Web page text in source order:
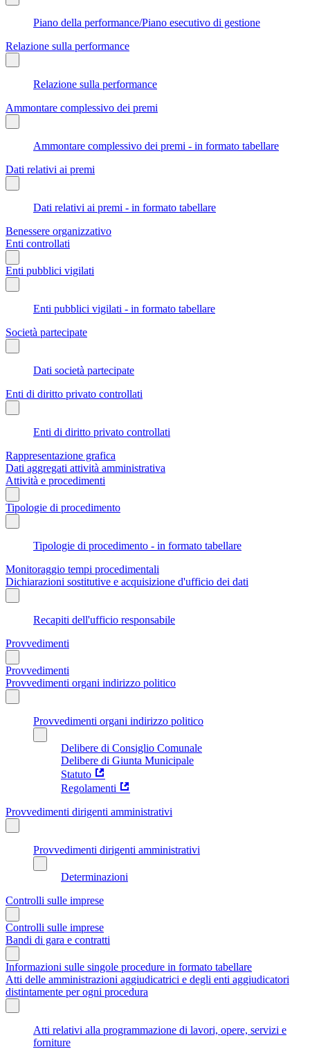
Piano della performance/Piano esecutivo di gestione
Relazione sulla performance
Relazione sulla performance
Ammontare complessivo dei premi
Ammontare complessivo dei premi - in formato tabellare
Dati relativi ai premi
Dati relativi ai premi - in formato tabellare
Benessere organizzativo
Enti controllati
Enti pubblici vigilati
Enti pubblici vigilati - in formato tabellare
Società partecipate
Dati società partecipate
Enti di diritto privato controllati
Enti di diritto privato controllati
Rappresentazione grafica
Dati aggregati attività amministrativa
Attività e procedimenti
Tipologie di procedimento
Tipologie di procedimento - in formato tabellare
Monitoraggio tempi procedimentali
Dichiarazioni sostitutive e acquisizione d'ufficio dei dati
Recapiti dell'ufficio responsabile
Provvedimenti
Provvedimenti
Provvedimenti organi indirizzo politico
Provvedimenti organi indirizzo politico
Delibere di Consiglio Comunale
Delibere di Giunta Municipale
Statuto
Regolamenti
Provvedimenti dirigenti amministrativi
Provvedimenti dirigenti amministrativi
Determinazioni
Controlli sulle imprese
Controlli sulle imprese
Bandi di gara e contratti
Informazioni sulle singole procedure in formato tabellare
Atti delle amministrazioni aggiudicatrici e degli enti aggiudicatori
distintamente per ogni procedura
Atti relativi alla programmazione di lavori, opere, servizi e
forniture